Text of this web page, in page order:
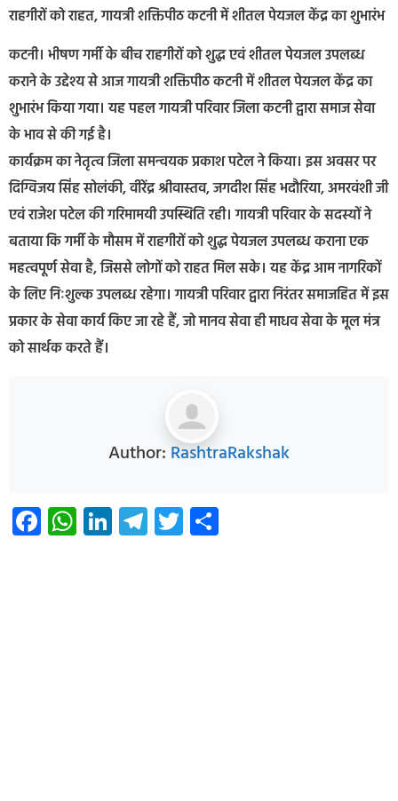
राहगीरों को राहत, गायत्री शक्तिपीठ कटनी में शीतल पेयजल केंद्र का शुभारंभ
कटनी। भीषण गर्मी के बीच राहगीरों को शुद्ध एवं शीतल पेयजल उपलब्ध
कराने के उद्देश्य से आज गायत्री शक्तिपीठ कटनी में शीतल पेयजल केंद्र का
शुभारंभ किया गया। यह पहल गायत्री परिवार जिला कटनी द्वारा समाज सेवा
के भाव से की गई है।
कार्यक्रम का नेतृत्व जिला समन्वयक प्रकाश पटेल ने किया। इस अवसर पर
दिग्विजय सिंह सोलंकी, वीरेंद्र श्रीवास्तव, जगदीश सिंह भदौरिया, अमरवंशी जी
एवं राजेश पटेल की गरिमामयी उपस्थिति रही। गायत्री परिवार के सदस्यों ने
बताया कि गर्मी के मौसम में राहगीरों को शुद्ध पेयजल उपलब्ध कराना एक
महत्वपूर्ण सेवा है, जिससे लोगों को राहत मिल सके। यह केंद्र आम नागरिकों
के लिए निःशुल्क उपलब्ध रहेगा। गायत्री परिवार द्वारा निरंतर समाजहित में इस
प्रकार के सेवा कार्य किए जा रहे हैं, जो मानव सेवा ही माधव सेवा के मूल मंत्र
को सार्थक करते हैं।
Author: RashtraRakshak
Facebook
WhatsApp
LinkedIn
Telegram
Twitter